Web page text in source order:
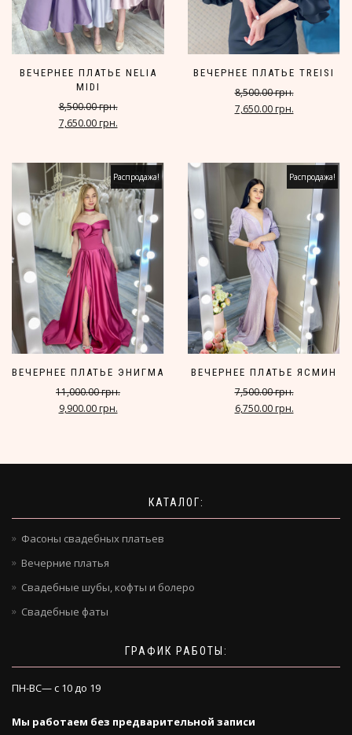
ВЕЧЕРНЕЕ ПЛАТЬЕ NELIA
MIDI
8,500.00 грн.
7,650.00 грн.
ВЕЧЕРНЕЕ ПЛАТЬЕ TREISI
8,500.00 грн.
7,650.00 грн.
Распродажа!
ВЕЧЕРНЕЕ ПЛАТЬЕ ЭНИГМА
11,000.00 грн.
9,900.00 грн.
Распродажа!
ВЕЧЕРНЕЕ ПЛАТЬЕ ЯСМИН
7,500.00 грн.
6,750.00 грн.
КАТАЛОГ:
Фасоны свадебных платьев
Вечерние платья
Свадебные шубы, кофты и болеро
Свадебные фаты
ГРАФИК РАБОТЫ:
ПН-ВС— с 10 до 19
Мы работаем без предварительной записи